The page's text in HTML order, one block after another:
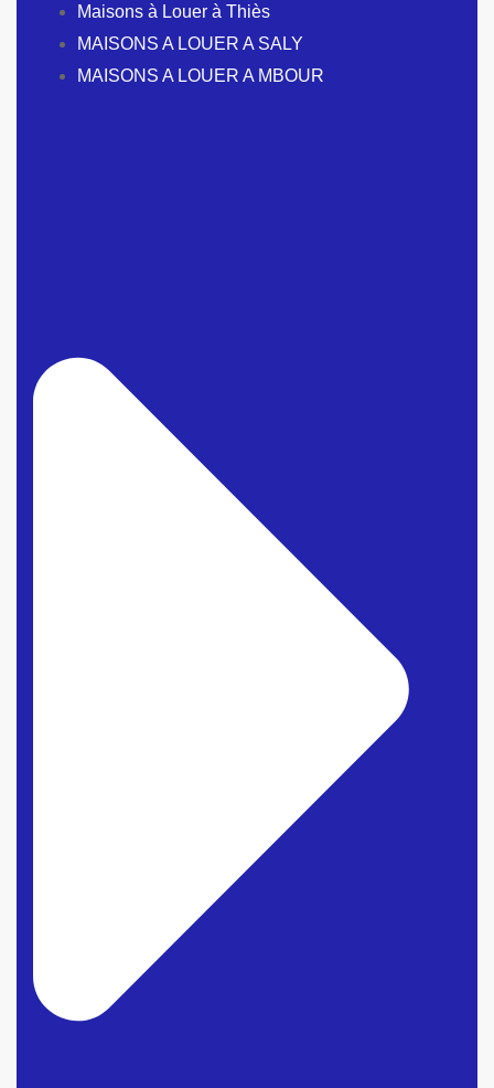
Maisons à Louer à Thiès
MAISONS A LOUER A SALY
MAISONS A LOUER A MBOUR